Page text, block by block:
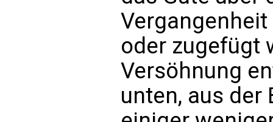
oder zugefügt
Versöhnung
unten, aus